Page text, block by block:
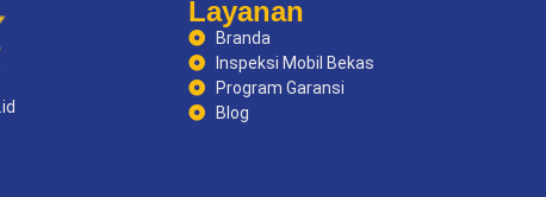
Layanan
Branda
Inspeksi Mobil Bekas
Program Garansi
Blog